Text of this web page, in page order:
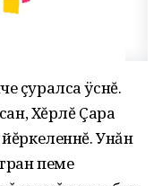
çуралса ÿснĕ.
Хĕрлĕ Çара
Унăн
пеме